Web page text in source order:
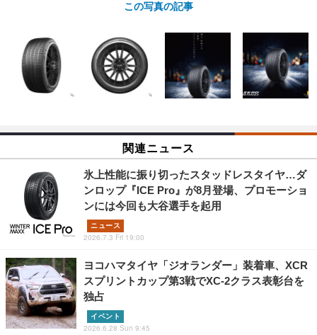
この写真の記事
関連ニュース
氷上性能に振り切ったスタッドレスタイヤ…ダ
ンロップ『ICE Pro』が8月登場、プロモーショ
ンには今回も大谷選手を起用
ニュース
2026.7.3 Fri 19:00
ヨコハマタイヤ「ジオランダー」装着車、XCR
スプリントカップ第3戦でXC-2クラス表彰台を
独占
イベント
2026.6.28 Sun 9:45